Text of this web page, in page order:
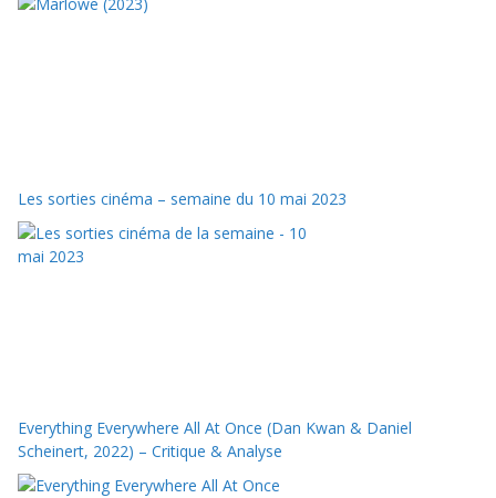
Les sorties cinéma – semaine du 10 mai 2023
Everything Everywhere All At Once (Dan Kwan & Daniel
Scheinert, 2022) – Critique & Analyse